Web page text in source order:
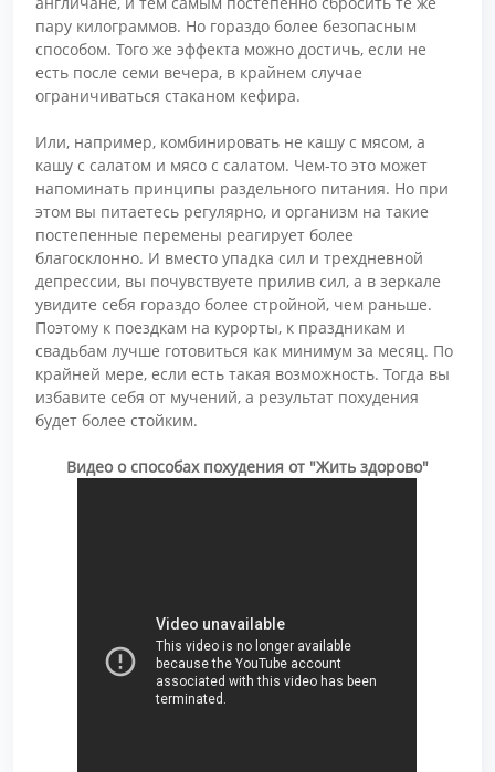
пару килограммов. Но гораздо более безопасным
способом. Того же эффекта можно достичь, если не
есть после семи вечера, в крайнем случае
ограничиваться стаканом кефира.
Или, например, комбинировать не кашу с мясом, а
кашу с салатом и мясо с салатом. Чем-то это может
напоминать принципы раздельного питания. Но при
этом вы питаетесь регулярно, и организм на такие
постепенные перемены реагирует более
благосклонно. И вместо упадка сил и трехдневной
депрессии, вы почувствуете прилив сил, а в зеркале
увидите себя гораздо более стройной, чем раньше.
Поэтому к поездкам на курорты, к праздникам и
свадьбам лучше готовиться как минимум за месяц. По
крайней мере, если есть такая возможность. Тогда вы
избавите себя от мучений, а результат похудения
будет более стойким.
Видео о способах похудения от "Жить здорово"